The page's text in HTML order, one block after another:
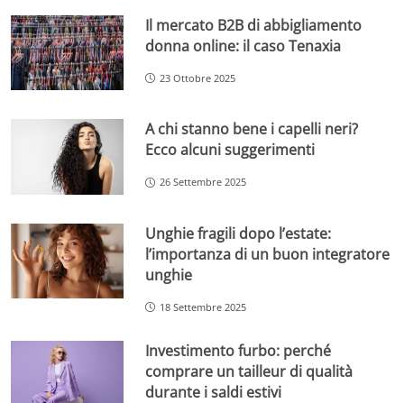
Il mercato B2B di abbigliamento
donna online: il caso Tenaxia
23 Ottobre 2025
A chi stanno bene i capelli neri?
Ecco alcuni suggerimenti
26 Settembre 2025
Unghie fragili dopo l’estate:
l’importanza di un buon integratore
unghie
18 Settembre 2025
Investimento furbo: perché
comprare un tailleur di qualità
durante i saldi estivi